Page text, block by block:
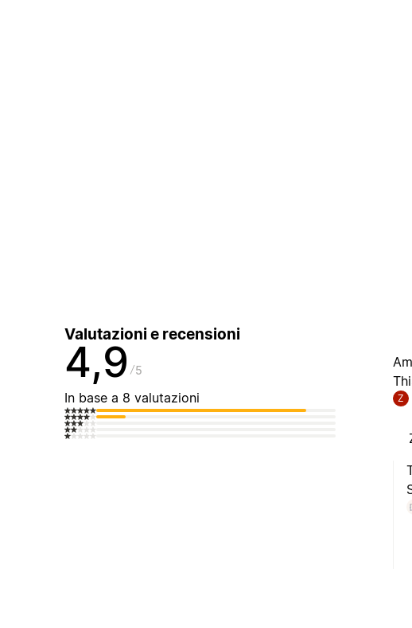
Valutazioni e recensioni
4,9 5
In base a 8 valutazioni Z